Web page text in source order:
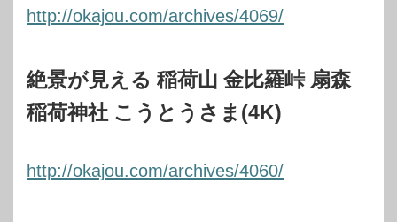
http://okajou.com/archives/4069/
絶景が見える 稲荷山 金比羅峠 扇森
稲荷神社 こうとうさま(4K)
http://okajou.com/archives/4060/